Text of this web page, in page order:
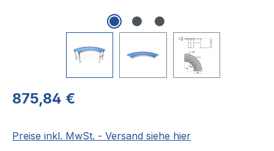
Regulärer Preis:
875,84 €
Preise inkl. MwSt. - Versand siehe hier